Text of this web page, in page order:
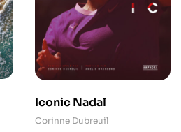
Iconic Nadal
Corinne Dubreuil